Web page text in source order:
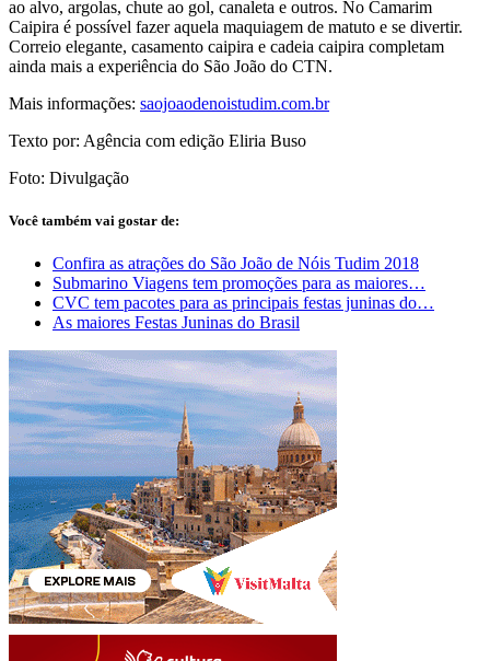
ao alvo, argolas, chute ao gol, canaleta e outros. No Camarim
Caipira é possível fazer aquela maquiagem de matuto e se divertir.
Correio elegante, casamento caipira e cadeia caipira completam
ainda mais a experiência do São João do CTN.
Mais informações: saojoaodenoistudim.com.br
Texto por: Agência com edição Eliria Buso
Foto: Divulgação
Você também vai gostar de:
Confira as atrações do São João de Nóis Tudim 2018
Submarino Viagens tem promoções para as maiores…
CVC tem pacotes para as principais festas juninas do…
As maiores Festas Juninas do Brasil